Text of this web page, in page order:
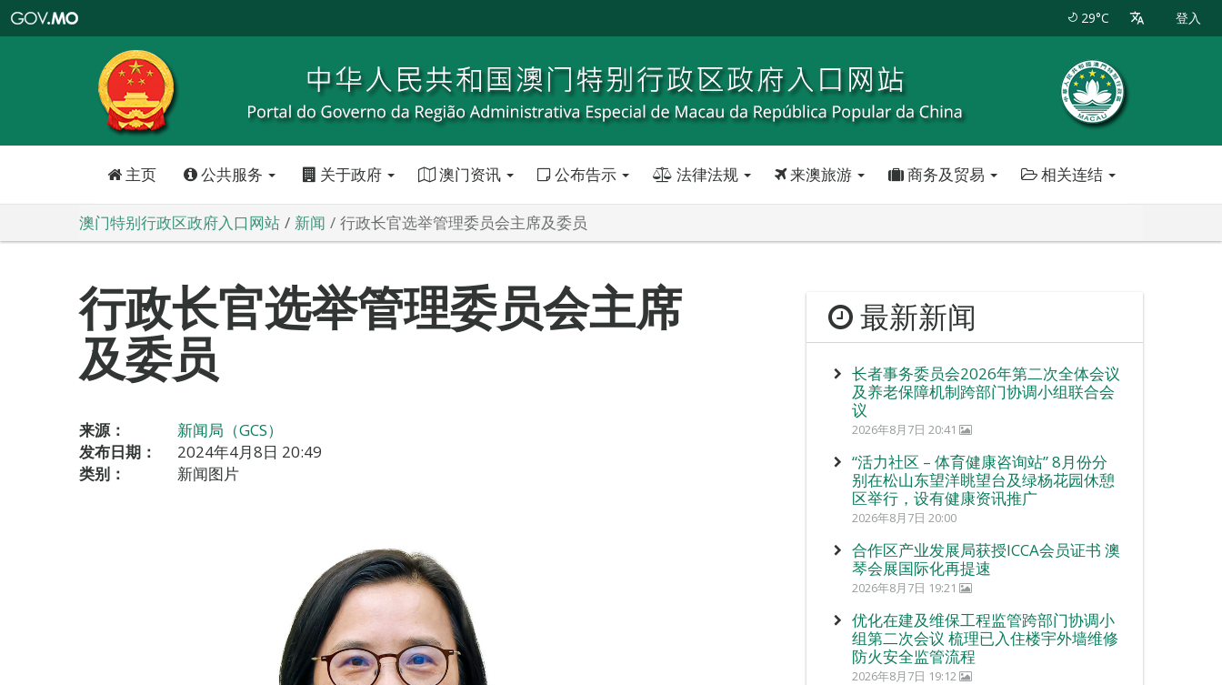
特
政
区
政
口
29°C 登入
主页 公共服务 关于政府 澳门资讯 公布告示 法律法规 来澳旅游 商务及贸易 相关连结
澳门特别行政区政府入口网站 新闻 行政长官选举管理委员会主席及委员
行政长官选举管理委员会主席
及委员
来源：
新闻局（GCS）
发布日期：
2024年4月8日 20:49
类别：
新闻图片
最新新闻
长者事务委员会2026年第二次全体会议
及养老保障机制跨部门协调小组联合会
议
2026年8月7日 20:41
“活力社区 – 体育健康咨询站” 8月份分
别在松山东望洋眺望台及绿杨花园休憩
区举行，设有健康资讯推广
2026年8月7日 20:00
合作区产业发展局获授ICCA会员证书 澳
琴会展国际化再提速
2026年8月7日 19:21
优化在建及维保工程监管跨部门协调小
组第二次会议 梳理已入住楼宇外墙维修
防火安全监管流程
2026年8月7日 19:12